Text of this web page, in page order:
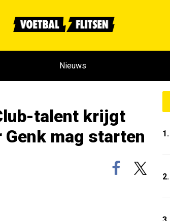
Nieuws
talent krijgt
mag starten
1.
2.